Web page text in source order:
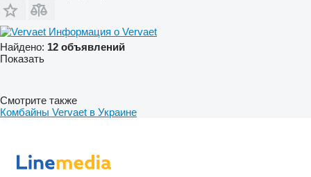
Информация о Vervaet
Найдено: 12 объявлений
Показать
Смотрите также
Комбайны Vervaet в Украине